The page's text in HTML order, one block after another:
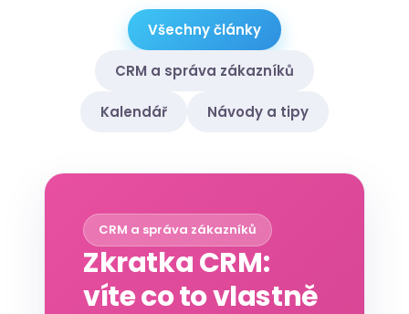
Všechny články
CRM a správa zákazníků
Kalendář Návody a tipy
CRM a správa zákazníků
Zkratka CRM:
víte co to vlastně